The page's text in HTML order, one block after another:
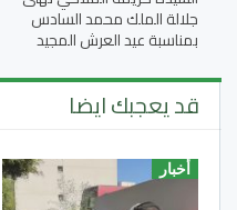
جلالة الملك محمد السادس
بمناسبة عيد العرش المجيد
قد يعجبك ايضا
أخبار